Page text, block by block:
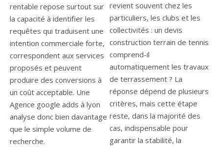
rentable repose surtout sur
la capacité à identifier les
requêtes qui traduisent une
intention commerciale forte,
correspondent aux services
proposés et peuvent
produire des conversions à
un coût acceptable. Une
Agence google adds à lyon
analyse donc bien davantage
que le simple volume de
recherche.
revient souvent chez les
particuliers, les clubs et les
collectivités : un devis
construction terrain de tennis
comprend-il
automatiquement les travaux
de terrassement ? La
réponse dépend de plusieurs
critères, mais cette étape
reste, dans la majorité des
cas, indispensable pour
garantir la stabilité, la